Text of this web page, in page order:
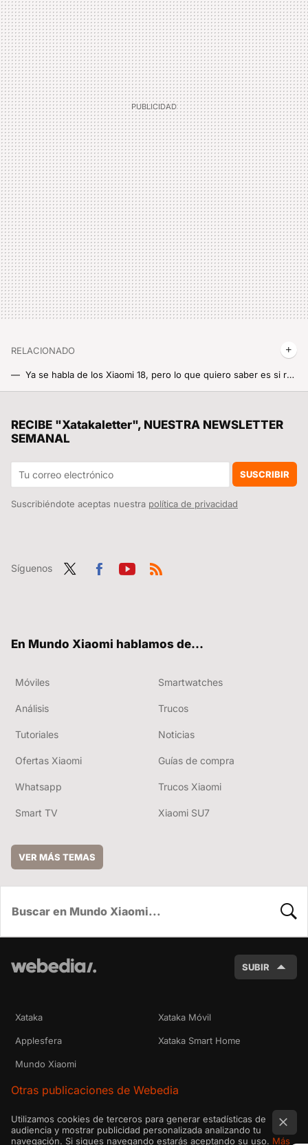
RELACIONADO
Ya se habla de los Xiaomi 18, pero lo que quiero saber es si repetirán la genialidad de diseño única que les dio el éxito a los Xiaomi 17
Lo usas a diario en tu Xiaomi pero no nacieron ni con WhatsApp ni con Facebook: de qué década son los icónicos Emojis
RECIBE "Xatakaletter", NUESTRA NEWSLETTER
SEMANAL
SUSCRIBIR
Suscribiéndote aceptas nuestra política de privacidad
Síguenos
En Mundo Xiaomi hablamos de...
Móviles Smartwatches
Análisis Trucos
Tutoriales Noticias
Ofertas Xiaomi Guías de compra
Whatsapp Trucos Xiaomi
Smart TV Xiaomi SU7
VER MÁS TEMAS
SUBIR
Xataka Xataka Móvil
Applesfera Xataka Smart Home
Mundo Xiaomi
Otras publicaciones de Webedia
Utilizamos cookies de terceros para generar estadísticas de
audiencia y mostrar publicidad personalizada analizando tu
navegación. Si sigues navegando estarás aceptando su uso. Más